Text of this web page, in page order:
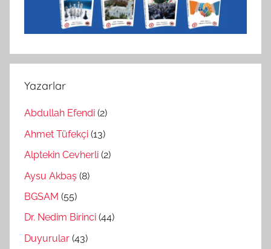
Yazarlar
Abdullah Efendi (2)
Ahmet Tüfekçi (13)
Alptekin Cevherli (2)
Aysu Akbaş (8)
BGSAM (55)
Dr. Nedim Birinci (44)
Duyurular (43)